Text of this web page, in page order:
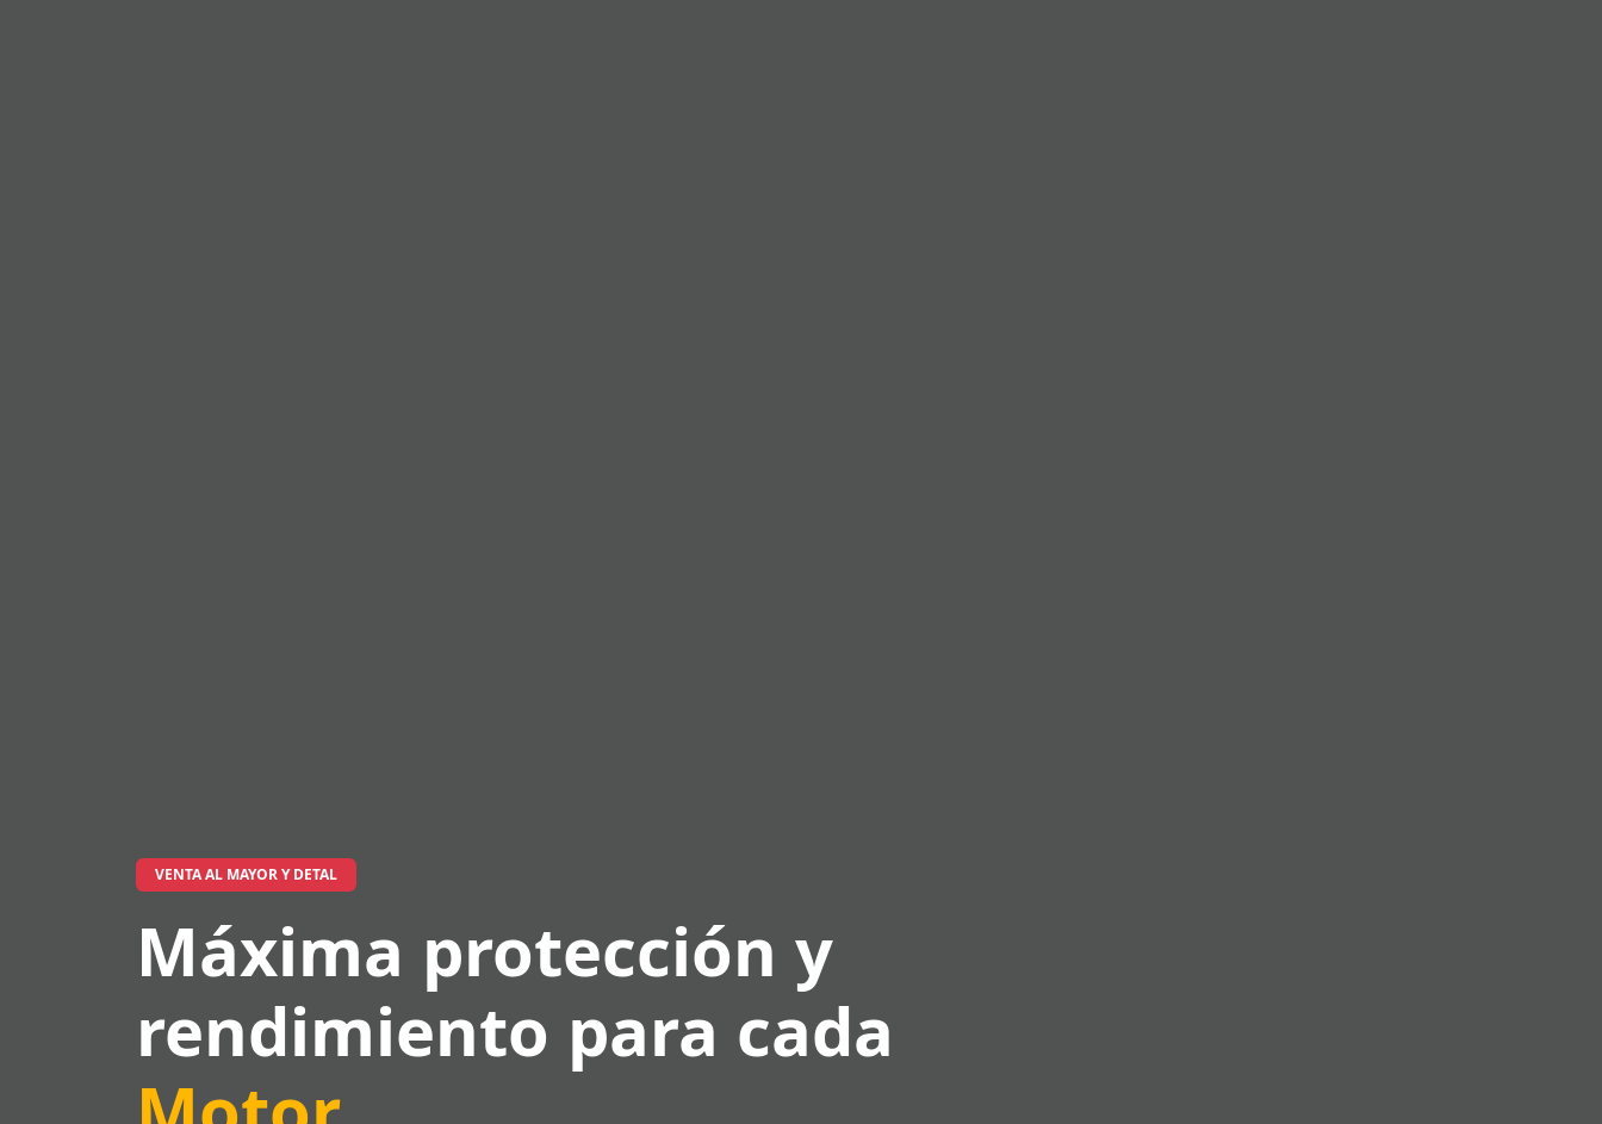
VENTA AL MAYOR Y DETAL
Máxima protección y
rendimiento para cada